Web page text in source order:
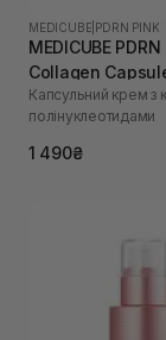
MEDICUBE PDRN PINK
MEDICUBE
Collagen
г
Капсульний крем з
полінуклеотидами
1 490₴